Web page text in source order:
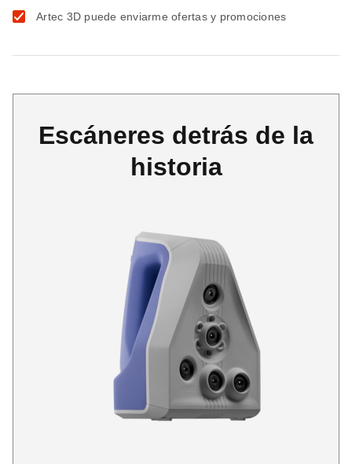
Artec 3D puede enviarme ofertas y promociones
Escáneres detrás de la
historia